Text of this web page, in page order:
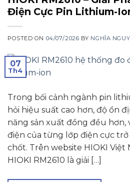
Điện Cực Pin Lithium-
POSTED ON 04/07/2026 BY NGHĨA
07
Th4
Trong bối cảnh ngành pin
hỏi hiệu suất cao hơn, độ ổn
năng sản xuất đồng đều hơn,
điện của từng lớp điện cực
chốt. Trên website HIOKI Việt
HIOKI RM2610 là giải […]